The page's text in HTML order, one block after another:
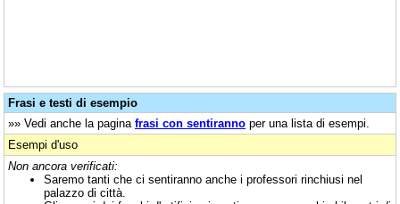
Frasi e testi di esempio
»» Vedi anche la pagina frasi con sentiranno per una lista di esempi.
Esempi d'uso
Non ancora verificati:
Saremo tanti che ci sentiranno anche i professori rinchiusi nel
palazzo di città.